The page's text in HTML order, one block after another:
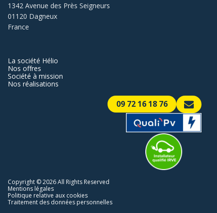
1342 Avenue des Près Seigneurs
01120 Dagneux
France
La société Hélio
Nos offres
Société à mission
Nos réalisations
09 72 16 18 76
Copyright © 2026 All Rights Reserved
Mentions légales
Politique relative aux cookies
Traitement des données personnelles